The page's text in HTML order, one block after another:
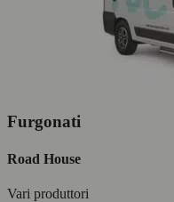
Furgonati
Road House
Vari produttori